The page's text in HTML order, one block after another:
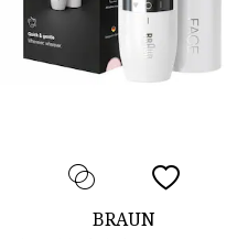
BRAUN